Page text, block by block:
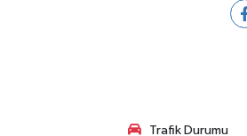
Trafik Durumu